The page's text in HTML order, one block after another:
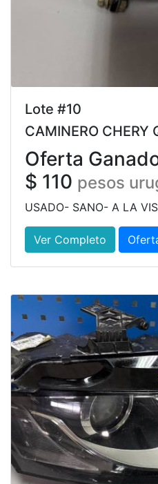
Lote #10
CAMINERO CHERY
Oferta
$ 110 pesos
USADO- SANO- A LA
Ver Completo